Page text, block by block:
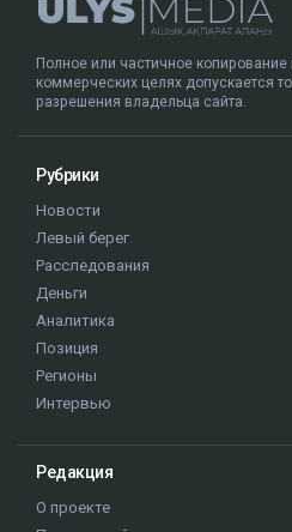
Полное или частичное копирование
коммерческих целях допускается
разрешения владельца сайта.
Рубрики
Новости
Левый берег
Расследования
Деньги
Аналитика
Позиция
Регионы
Интервью
Редакция
О проекте